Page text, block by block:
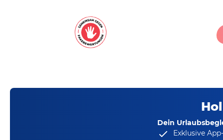
Dein
Exklusive